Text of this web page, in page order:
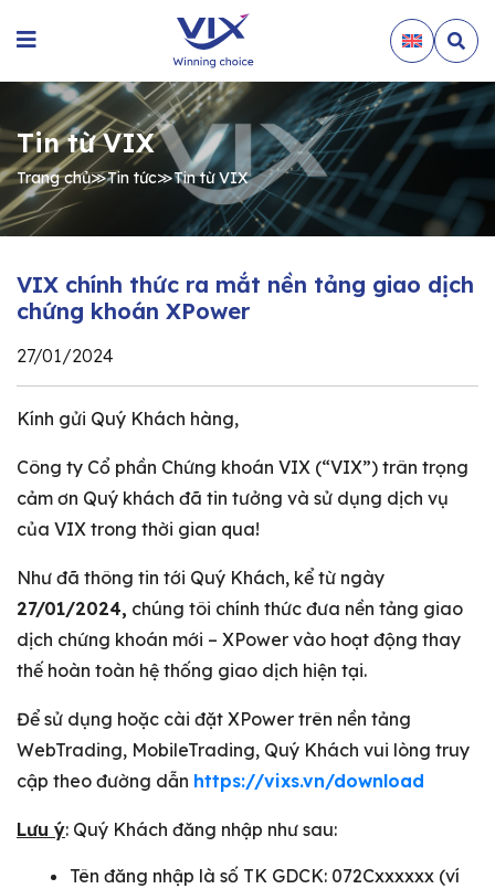
Tin từ VIX
Trang chủ≫Tin tức≫Tin từ VIX
VIX chính thức ra mắt nền tảng giao dịch
chứng khoán XPower
27/01/2024
Kính gửi Quý Khách hàng,
Công ty Cổ phần Chứng khoán VIX (“VIX”) trân trọng
cảm ơn Quý khách đã tin tưởng và sử dụng dịch vụ
của VIX trong thời gian qua!
Như đã thông tin tới Quý Khách, kể từ ngày
27/01/2024, chúng tôi chính thức đưa nền tảng giao
dịch chứng khoán mới – XPower vào hoạt động thay
thế hoàn toàn hệ thống giao dịch hiện tại.
Để sử dụng hoặc cài đặt XPower trên nền tảng
WebTrading, MobileTrading, Quý Khách vui lòng truy
cập theo đường dẫn https://vixs.vn/download
Lưu ý: Quý Khách đăng nhập như sau:
Tên đăng nhập là số TK GDCK: 072Cxxxxxx (ví